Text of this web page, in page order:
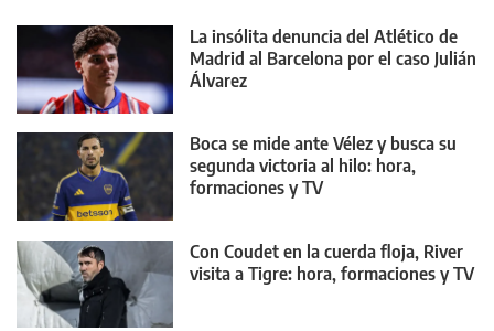
La insólita denuncia del Atlético de
Madrid al Barcelona por el caso Julián
Álvarez
Boca se mide ante Vélez y busca su
segunda victoria al hilo: hora,
formaciones y TV
Con Coudet en la cuerda floja, River
visita a Tigre: hora, formaciones y TV